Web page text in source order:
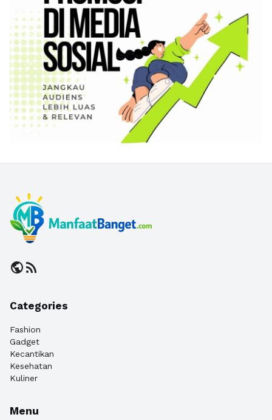
publicrss_feed
Categories
Fashion
Gadget
Kecantikan
Kesehatan
Kuliner
Menu